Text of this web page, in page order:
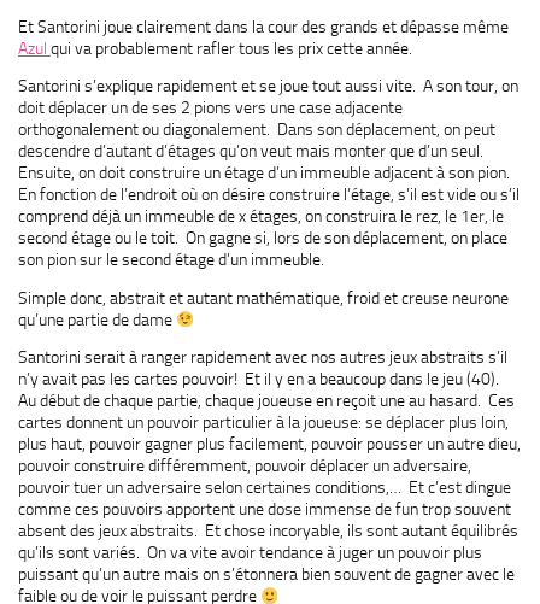
Et Santorini joue clairement dans la cour des grands et dépasse même
Azul qui va probablement rafler tous les prix cette année.
Santorini s’explique rapidement et se joue tout aussi vite. A son tour, on
doit déplacer un de ses 2 pions vers une case adjacente
orthogonalement ou diagonalement. Dans son déplacement, on peut
descendre d’autant d’étages qu’on veut mais monter que d’un seul.
Ensuite, on doit construire un étage d’un immeuble adjacent à son pion.
En fonction de l’endroit où on désire construire l’étage, s’il est vide ou s’il
comprend déjà un immeuble de x étages, on construira le rez, le 1er, le
second étage ou le toit. On gagne si, lors de son déplacement, on place
son pion sur le second étage d’un immeuble.
Simple donc, abstrait et autant mathématique, froid et creuse neurone
qu’une partie de dame
Santorini serait à ranger rapidement avec nos autres jeux abstraits s’il
n’y avait pas les cartes pouvoir! Et il y en a beaucoup dans le jeu (40).
Au début de chaque partie, chaque joueuse en reçoit une au hasard. Ces
cartes donnent un pouvoir particulier à la joueuse: se déplacer plus loin,
plus haut, pouvoir gagner plus facilement, pouvoir pousser un autre dieu,
pouvoir construire différemment, pouvoir déplacer un adversaire,
pouvoir tuer un adversaire selon certaines conditions,… Et c’est dingue
comme ces pouvoirs apportent une dose immense de fun trop souvent
absent des jeux abstraits. Et chose incoryable, ils sont autant équilibrés
qu’ils sont variés. On va vite avoir tendance à juger un pouvoir plus
puissant qu’un autre mais on s’étonnera bien souvent de gagner avec le
faible ou de voir le puissant perdre